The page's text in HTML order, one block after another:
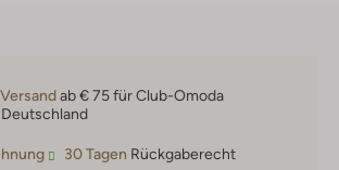
ab € 75 für Club-Omoda
30 Tagen Rückgaberecht